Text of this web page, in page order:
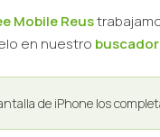
Mobile Reus
en nuestro
de iPhone los